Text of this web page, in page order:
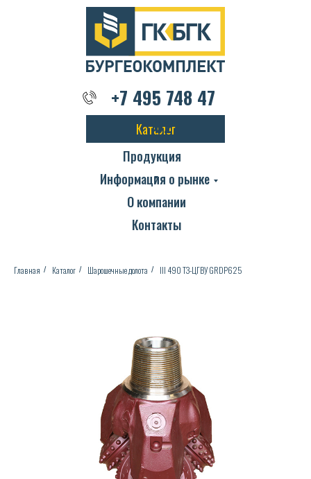
Каталог
Продукция
О компании
Контакты
+7 495 748 47
02
Информация о рынке
+7 495 748 47 02
Главная / Каталог / Шарошечные долота / III 490 ТЗ-ЦГВУ GRDP625